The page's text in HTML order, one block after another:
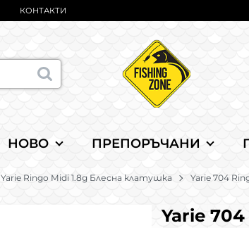
КОНТАКТИ
НОВО ПРЕПОРЪЧАНИ
Yarie Ringo Midi 1.8g Блесна клатушка Yarie 704
Yarie